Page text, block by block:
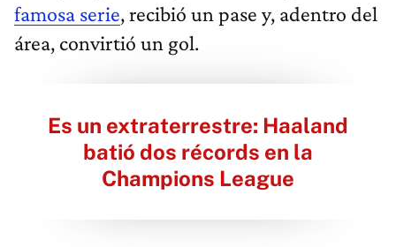
famosa serie, recibió un pase y, adentro del
área, convirtió un gol.
Es un extraterrestre: Haaland
batió dos récords en la
Champions League